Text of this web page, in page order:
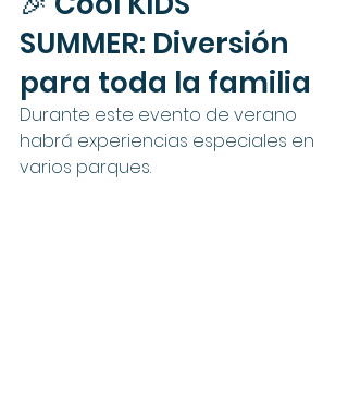
SUMMER: Diversión
para toda la familia
Durante este evento de verano
habrá experiencias especiales en
varios parques.